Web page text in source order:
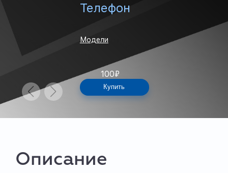
Телефон
Модели
100₽
Купить
Описание